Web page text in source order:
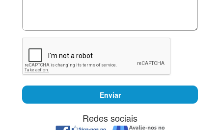
Enviar
Redes sociais